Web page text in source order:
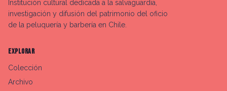
Institución cultural dedicada a la salvaguardia,
investigación y difusión del patrimonio del oficio
de la peluquería y barbería en Chile.
EXPLORAR
Colección
Archivo